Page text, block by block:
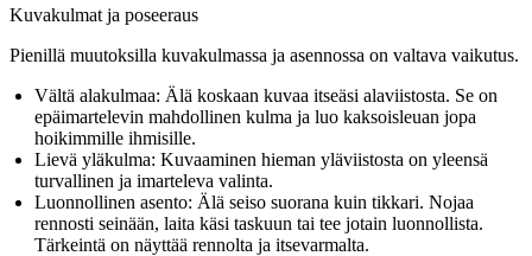
Kuvakulmat ja poseeraus
Pienillä muutoksilla kuvakulmassa ja asennossa on valtava vaikutus.
Vältä alakulmaa: Älä koskaan kuvaa itseäsi alaviistosta. Se on
epäimartelevin mahdollinen kulma ja luo kaksoisleuan jopa
hoikimmille ihmisille.
Lievä yläkulma: Kuvaaminen hieman yläviistosta on yleensä
turvallinen ja imarteleva valinta.
Luonnollinen asento: Älä seiso suorana kuin tikkari. Nojaa
rennosti seinään, laita käsi taskuun tai tee jotain luonnollista.
Tärkeintä on näyttää rennolta ja itsevarmalta.